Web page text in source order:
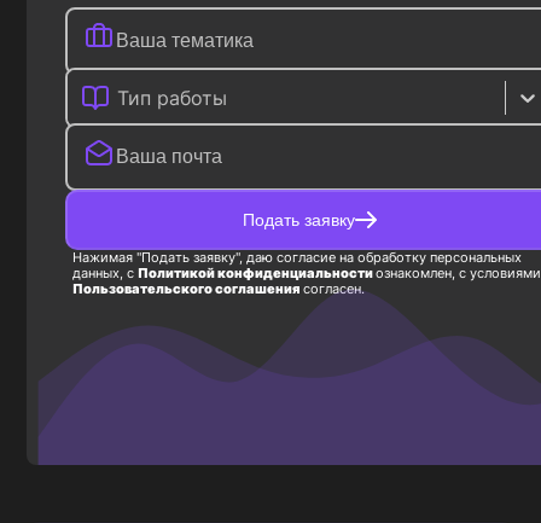
Тип работы
Подать заявку
Нажимая "Подать заявку", даю согласие на обработку персональных
данных, с Политикой конфиденциальностиознакомлен, с условиями
Пользовательского соглашения согласен.